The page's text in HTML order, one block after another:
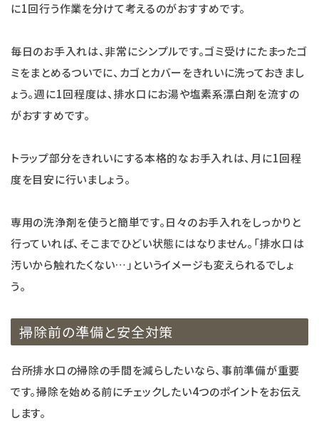
に1回行う作業を分けて考えるのがおすすめです。
毎日のお手入れは、非常にシンプルです。ゴミ受けにたまったゴ
ミをまとめるついでに、カゴとカバーをきれいに洗っておきまし
ょう。週に1回程度は、排水口にお湯や塩素系漂白剤を流すの
がおすすめです。
トラップ部分をきれいにする本格的なお手入れは、月に1回程
度を目安に行いましょう。
専用の洗浄剤を使うと簡単です。日々のお手入れをしっかりと
行っていれば、そこまでひどい状態にはなりません。「排水口は
汚いから触れたくない…」というイメージも変えられるでしょ
う。
掃除前の準備と安全対策
台所排水口の掃除の手間を減らしたいなら、事前準備が重要
です。掃除を始める前にチェックしたい4つのポイントをお伝え
します。